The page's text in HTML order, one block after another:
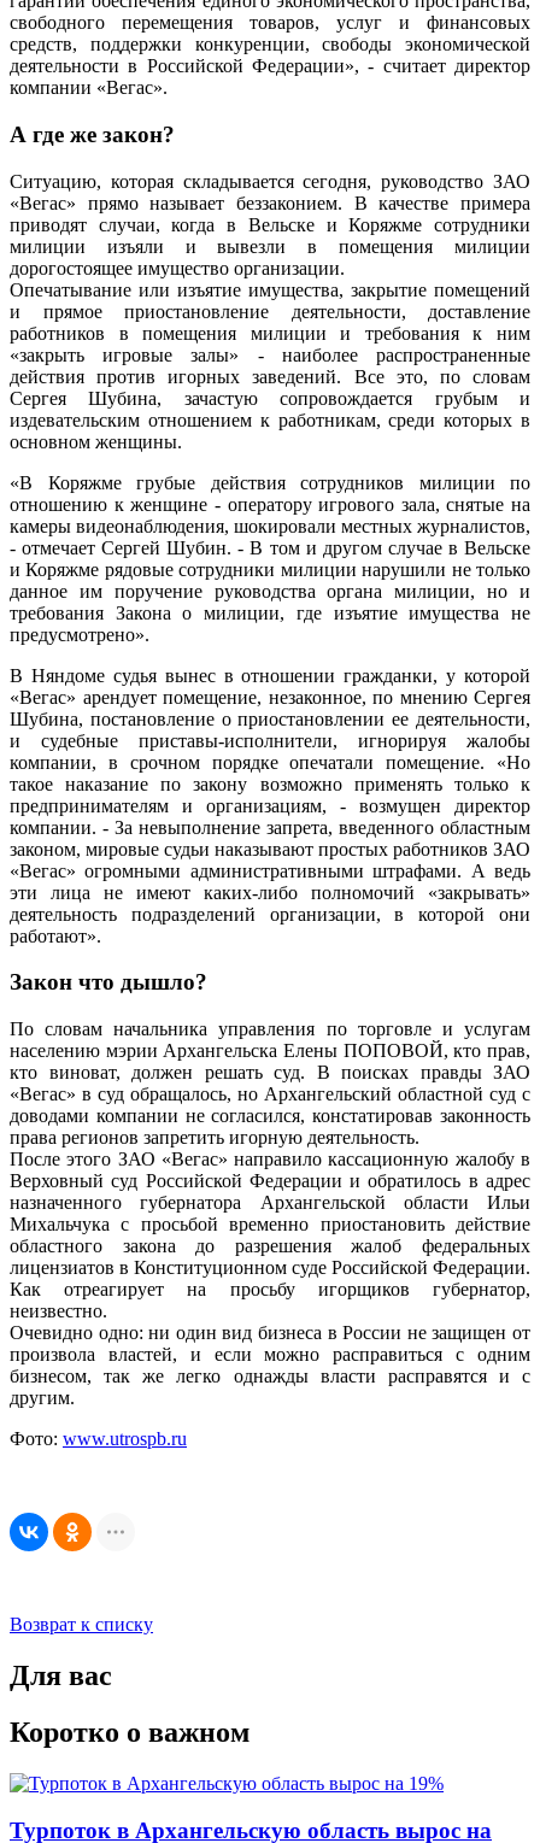
свободного перемещения товаров, услуг и финансовых
средств, поддержки конкуренции, свободы экономической
деятельности в Российской Федерации», - считает директор
компании «Вегас».
А где же закон?
Ситуацию, которая складывается сегодня, руководство ЗАО
«Вегас» прямо называет беззаконием. В качестве примера
приводят случаи, когда в Вельске и Коряжме сотрудники
милиции изъяли и вывезли в помещения милиции
дорогостоящее имущество организации.
Опечатывание или изъятие имущества, закрытие помещений
и прямое приостановление деятельности, доставление
работников в помещения милиции и требования к ним
«закрыть игровые залы» - наиболее распространенные
действия против игорных заведений. Все это, по словам
Сергея Шубина, зачастую сопровождается грубым и
издевательским отношением к работникам, среди которых в
основном женщины.
«В Коряжме грубые действия сотрудников милиции по
отношению к женщине - оператору игрового зала, снятые на
камеры видеонаблюдения, шокировали местных журналистов,
- отмечает Сергей Шубин. - В том и другом случае в Вельске
и Коряжме рядовые сотрудники милиции нарушили не только
данное им поручение руководства органа милиции, но и
требования Закона о милиции, где изъятие имущества не
предусмотрено».
В Няндоме судья вынес в отношении гражданки, у которой
«Вегас» арендует помещение, незаконное, по мнению Сергея
Шубина, постановление о приостановлении ее деятельности,
и судебные приставы-исполнители, игнорируя жалобы
компании, в срочном порядке опечатали помещение. «Но
такое наказание по закону возможно применять только к
предпринимателям и организациям, - возмущен директор
компании. - За невыполнение запрета, введенного областным
законом, мировые судьи наказывают простых работников ЗАО
«Вегас» огромными административными штрафами. А ведь
эти лица не имеют каких-либо полномочий «закрывать»
деятельность подразделений организации, в которой они
работают».
Закон что дышло?
По словам начальника управления по торговле и услугам
населению мэрии Архангельска Елены ПОПОВОЙ, кто прав,
кто виноват, должен решать суд. В поисках правды ЗАО
«Вегас» в суд обращалось, но Архангельский областной суд с
доводами компании не согласился, констатировав законность
права регионов запретить игорную деятельность.
После этого ЗАО «Вегас» направило кассационную жалобу в
Верховный суд Российской Федерации и обратилось в адрес
назначенного губернатора Архангельской области Ильи
Михальчука с просьбой временно приостановить действие
областного закона до разрешения жалоб федеральных
лицензиатов в Конституционном суде Российской Федерации.
Как отреагирует на просьбу игорщиков губернатор,
неизвестно.
Очевидно одно: ни один вид бизнеса в России не защищен от
произвола властей, и если можно расправиться с одним
бизнесом, так же легко однажды власти расправятся и с
другим.
Фото: www.utrospb.ru
Возврат к списку
Для вас
Коротко о важном
Турпоток в Архангельскую область вырос на